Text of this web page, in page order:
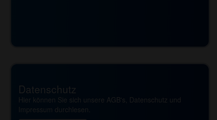
Datenschutz
Hier können Sie sich unsere AGB's, Datenschutz und
Impressum durchlesen.